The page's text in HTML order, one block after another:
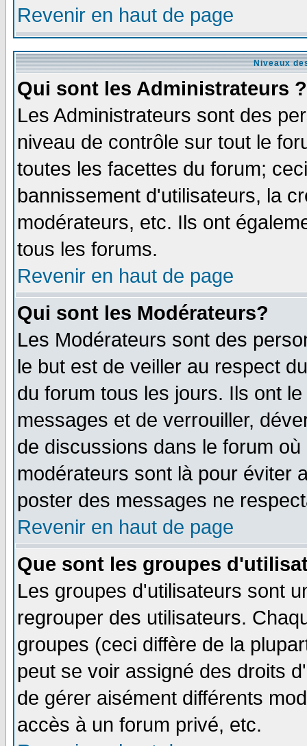
Revenir en haut de page
Niveaux
Qui sont les Administrateurs ?
Les Administrateurs sont des
niveau de contrôle sur tout le
toutes les facettes du forum;
bannissement d'utilisateurs, la
modérateurs, etc. Ils ont
tous les forums.
Revenir en haut de page
Qui sont les Modérateurs?
Les Modérateurs sont des
le but est de veiller au respect
du forum tous les jours. Ils ont
messages et de verrouiller,
de discussions dans le forum
modérateurs sont là pour éviter
poster des messages ne
Revenir en haut de page
Que sont les groupes
Les groupes d'utilisateurs sont
regrouper des utilisateurs.
groupes (ceci diffère de la
peut se voir assigné des droits
de gérer aisément différents
accès à un forum privé, etc.